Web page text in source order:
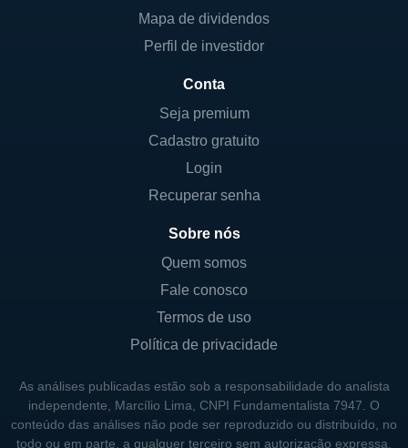
Mapa de dividendos
Perfil de investidor
Conta
Seja premium
Cadastro gratuito
Login
Recuperar senha
Sobre nós
Quem somos
Fale conosco
Termos de uso
Política de privacidade
As análises publicadas estão sob a responsabilidade do analista
independente, Marcílio Lima, CNPI Fundamentalista 7947. O
conteúdo das análises não pode ser reproduzido ou distribuído, no
todo ou em parte, a qualquer terceiro sem autorização expressa.